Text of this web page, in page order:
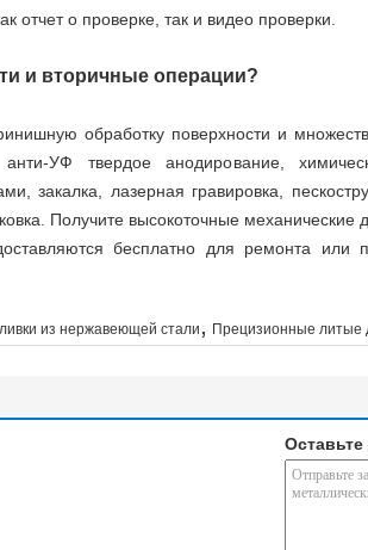
отчет о проверке, так и видео проверки.
и вторичные операции?
обработку поверхности и
УФ твердое анодирование,
закалка, лазерная гравировка,
Получите высокоточные
бесплатно для ремонта или
из нержавеющей стали , Прецизионные литые